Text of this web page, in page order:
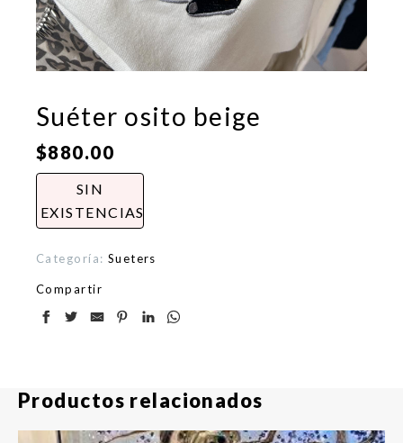
Suéter osito beige
$880.00
SIN
EXISTENCIAS
Categoría: Sueters
Compartir
Productos relacionados